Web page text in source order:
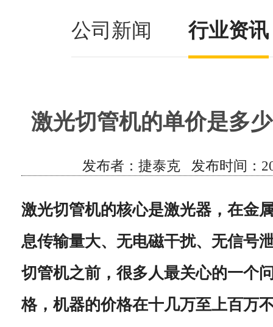
公司新闻 行业资讯
激光切管机的单价是多
发布者：捷泰克 发布时间：
激光切管机的核心是激光器，在金
息传输量大、无电磁干扰、无信号
切管机之前，很多人最关心的一个
格，机器的价格在十几万至上百万